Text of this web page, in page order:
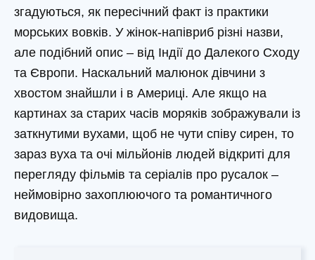
згадуються, як пересічний факт із практики
морських вовків. У жінок-напівриб різні назви,
але подібний опис – від Індії до Далекого Сходу
та Європи. Наскальний малюнок дівчини з
хвостом знайшли і в Америці. Але якщо на
картинах за старих часів моряків зображували із
заткнутими вухами, щоб не чути співу сирен, то
зараз вуха та очі мільйонів людей відкриті для
перегляду фільмів та серіалів про русалок –
неймовірно захоплюючого та романтичного
видовища.